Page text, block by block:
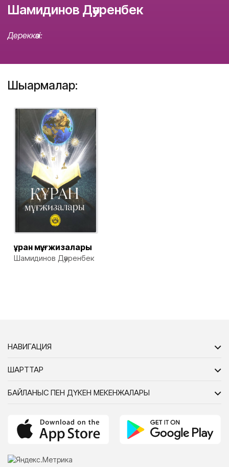
Шамидинов Дәуренбек
Дереккөзі:
Шығармалар:
Құран мұғжизалары
Шамидинов Дәуренбек
НАВИГАЦИЯ
ШАРТТАР
БАЙЛАНЫС ПЕН ДҮКЕН МЕКЕНЖАЛАРЫ